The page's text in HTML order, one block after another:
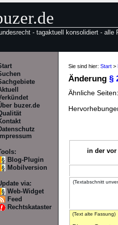
- tagaktuell konsolidiert - alle
buzer.de
Impressum
Blog-Plugin
Mobilversion
via:
Web-Widget
Feed
Rechtskataster
Sie sind hier: Start >
Änderung §
Ähnliche Seiten:
in der vor
(Textabschnitt
(Text alte Fassung)